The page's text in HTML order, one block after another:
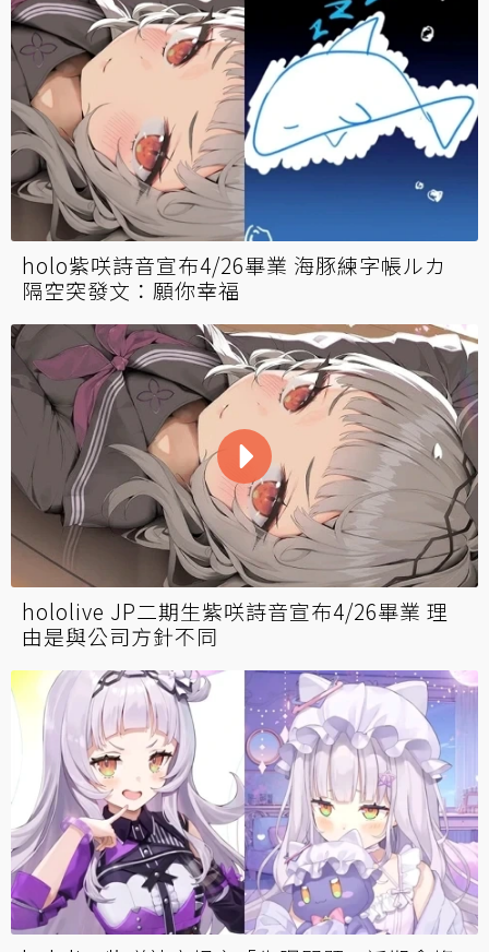
holo紫咲詩音宣布4/26畢業 海豚練字帳ルカ
隔空突發文：願你幸福
hololive JP二期生紫咲詩音宣布4/26畢業 理
由是與公司方針不同